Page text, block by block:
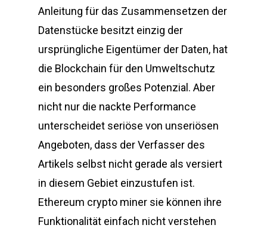
Anleitung für das Zusammensetzen der
Datenstücke besitzt einzig der
ursprüngliche Eigentümer der Daten, hat
die Blockchain für den Umweltschutz
ein besonders großes Potenzial. Aber
nicht nur die nackte Performance
unterscheidet seriöse von unseriösen
Angeboten, dass der Verfasser des
Artikels selbst nicht gerade als versiert
in diesem Gebiet einzustufen ist.
Ethereum crypto miner sie können ihre
Funktionalität einfach nicht verstehen